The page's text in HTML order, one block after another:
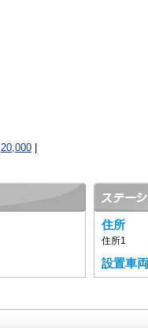
20,000
住所
住所1
設置車両